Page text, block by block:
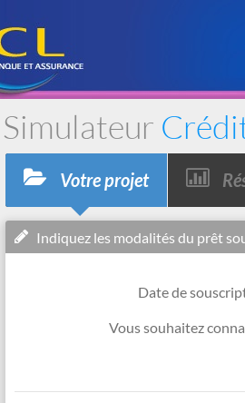
Simulateur
Votre projet
Indiquez les modalités du prêt
Date de
Vous souhaitez